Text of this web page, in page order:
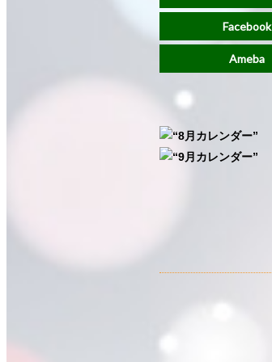
Facebook
Ameba